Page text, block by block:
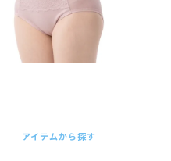
アイテムから探す